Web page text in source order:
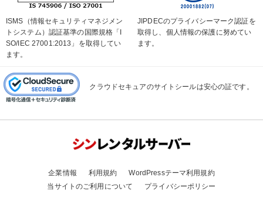
ISMS（情報セキュリティマネジメン
トシステム）認証基準の国際規格「I
SO/IEC 27001:2013」を取得してい
ます。
JIPDECのプライバシーマーク認証を
取得し、個人情報の保護に努めてい
ます。
クラウドセキュアのサイトシールは安心の証です。
企業情報 利用規約
WordPressテーマ利用規約
当サイトのご利用について
プライバシーポリシー